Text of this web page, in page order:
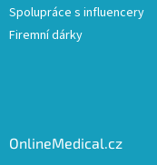
Spolupráce s influencery
Firemní dárky
OnlineMedical.cz